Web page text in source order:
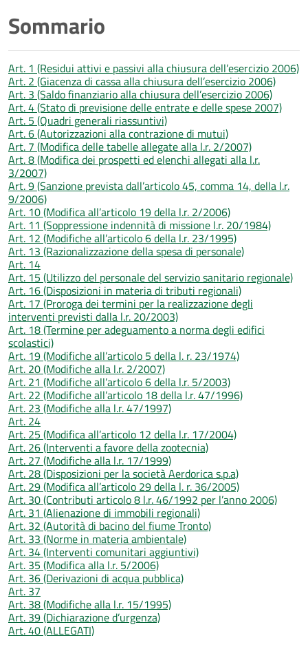
Sommario
Art. 1 (Residui attivi e passivi alla chiusura dell’esercizio 2006)
Art. 2 (Giacenza di cassa alla chiusura dell’esercizio 2006)
Art. 3 (Saldo finanziario alla chiusura dell’esercizio 2006)
Art. 4 (Stato di previsione delle entrate e delle spese 2007)
Art. 5 (Quadri generali riassuntivi)
Art. 6 (Autorizzazioni alla contrazione di mutui)
Art. 7 (Modifica delle tabelle allegate alla l.r. 2/2007)
Art. 8 (Modifica dei prospetti ed elenchi allegati alla l.r.
3/2007)
Art. 9 (Sanzione prevista dall’articolo 45, comma 14, della l.r.
9/2006)
Art. 10 (Modifica all’articolo 19 della l.r. 2/2006)
Art. 11 (Soppressione indennità di missione l.r. 20/1984)
Art. 12 (Modifiche all’articolo 6 della l.r. 23/1995)
Art. 13 (Razionalizzazione della spesa di personale)
Art. 14
Art. 15 (Utilizzo del personale del servizio sanitario regionale)
Art. 16 (Disposizioni in materia di tributi regionali)
Art. 17 (Proroga dei termini per la realizzazione degli
interventi previsti dalla l.r. 20/2003)
Art. 18 (Termine per adeguamento a norma degli edifici
scolastici)
Art. 19 (Modifiche all’articolo 5 della l. r. 23/1974)
Art. 20 (Modifiche alla l.r. 2/2007)
Art. 21 (Modifiche all’articolo 6 della l.r. 5/2003)
Art. 22 (Modifiche all’articolo 18 della l.r. 47/1996)
Art. 23 (Modifiche alla l.r. 47/1997)
Art. 24
Art. 25 (Modifica all’articolo 12 della l.r. 17/2004)
Art. 26 (Interventi a favore della zootecnia)
Art. 27 (Modifiche alla l.r. 17/1999)
Art. 28 (Disposizioni per la società Aerdorica s.p.a)
Art. 29 (Modifica all’articolo 29 della l. r. 36/2005)
Art. 30 (Contributi articolo 8 l.r. 46/1992 per l’anno 2006)
Art. 31 (Alienazione di immobili regionali)
Art. 32 (Autorità di bacino del fiume Tronto)
Art. 33 (Norme in materia ambientale)
Art. 34 (Interventi comunitari aggiuntivi)
Art. 35 (Modifica alla l.r. 5/2006)
Art. 36 (Derivazioni di acqua pubblica)
Art. 37
Art. 38 (Modifiche alla l.r. 15/1995)
Art. 39 (Dichiarazione d’urgenza)
Art. 40 (ALLEGATI)